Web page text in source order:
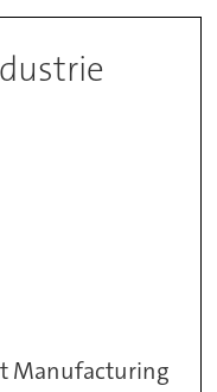
Manufacturing